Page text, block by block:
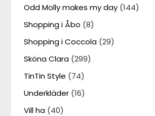
Odd Molly makes my day (144)
Shopping i Åbo (8)
Shopping i Coccola (29)
Sköna Clara (299)
TinTin Style (74)
Underkläder (16)
Vill ha (40)